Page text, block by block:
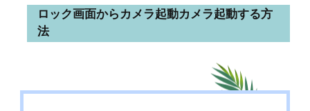
ロック画面からカメラ起動カメラ起動する方
法